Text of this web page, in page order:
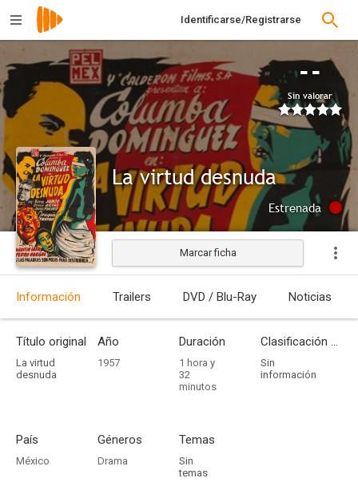
Identificarse/Registrarse
--
Sin valorar
La virtud desnuda
Estrenada
Marcar ficha
Información Trailers DVD / Blu-Ray Noticias
Título original
La virtud
desnuda
Año
1957
Duración
1 hora y
32
minutos
Clasificación por edades
Sin
información
País
México
Géneros
Drama
Temas
Sin
temas